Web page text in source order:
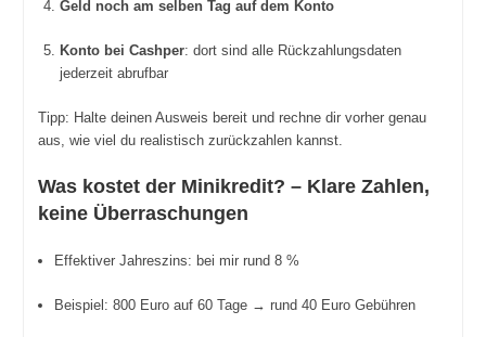
Geld noch am selben Tag auf dem Konto
Konto bei Cashper: dort sind alle Rückzahlungsdaten
jederzeit abrufbar
Tipp: Halte deinen Ausweis bereit und rechne dir vorher genau
aus, wie viel du realistisch zurückzahlen kannst.
Was kostet der Minikredit? – Klare Zahlen,
keine Überraschungen
Effektiver Jahreszins: bei mir rund 8 %
Beispiel: 800 Euro auf 60 Tage → rund 40 Euro Gebühren